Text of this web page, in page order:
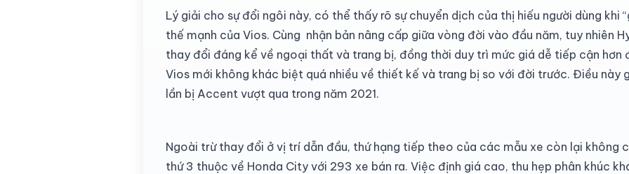
Lý giải cho sự đổi ngôi này, có thể thấy rõ sự chuyển dịch của thị hiếu người dùng khi
thế mạnh của Vios. Cùng nhận bản nâng cấp giữa vòng đời vào đầu năm, tuy nhiên
thay đổi đáng kể về ngoại thất và trang bị, đồng thời duy trì mức giá dễ tiếp cận hơn
Vios mới không khác biệt quá nhiều về thiết kế và trang bị so với đời trước. Điều này
lần bị Accent vượt qua trong năm 2021.
Ngoài trừ thay đổi ở vị trí dẫn đầu, thứ hạng tiếp theo của các mẫu xe còn lại không
thứ 3 thuộc về Honda City với 293 xe bán ra. Việc định giá cao, thu hẹp phân khúc